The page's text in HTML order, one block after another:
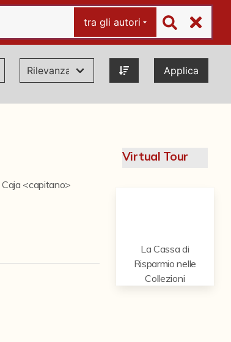
tra gli autori
Applica
Caja <capitano>
Virtual Tour
La Cassa di
Risparmio nelle
Collezioni